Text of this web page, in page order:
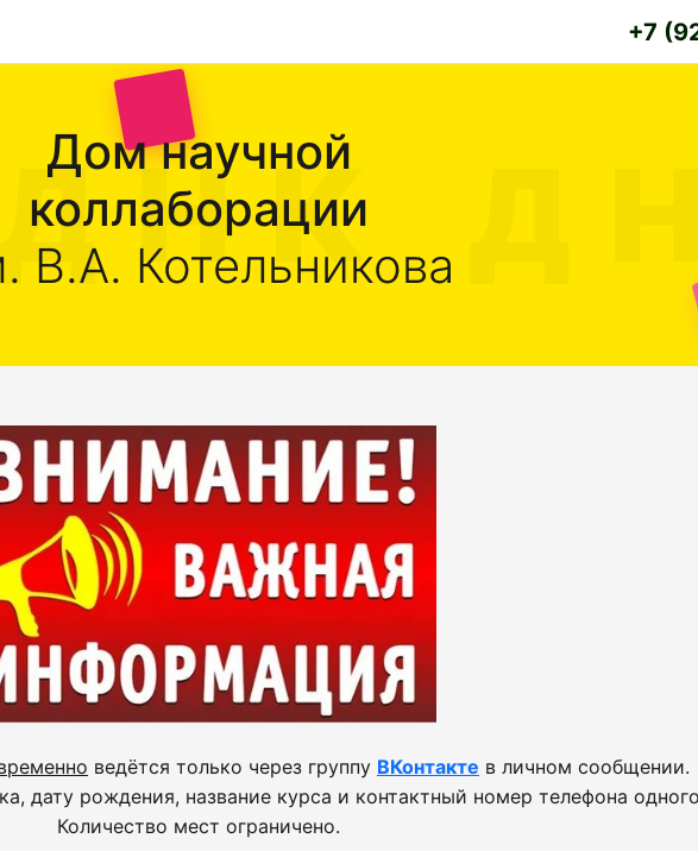
+7
Дом научной
коллаборации
В.А. Котельникова
ведётся только через группу ВКонтакте в личном сообщении.
дату рождения, название курса и контактный номер телефона
Количество мест ограничено.